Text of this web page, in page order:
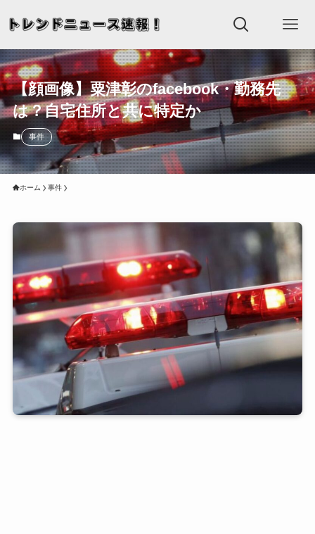
【顔画像】粟津彰のfacebook・勤務先
は？自宅住所と共に特定か
事件
ホーム 事件